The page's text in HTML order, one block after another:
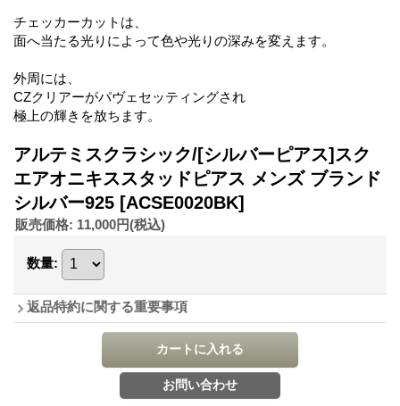
チェッカーカットは、
面へ当たる光りによって色や光りの深みを変えます。
外周には、
CZクリアーがパヴェセッティングされ
極上の輝きを放ちます。
アルテミスクラシック/[シルバーピアス]スク
エアオニキススタッドピアス メンズ ブランド
シルバー925 [ACSE0020BK]
販売価格: 11,000円(税込)
数量:
返品特約に関する重要事項